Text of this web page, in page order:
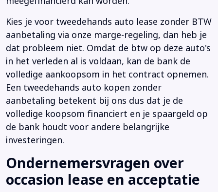
Kies je voor tweedehands auto lease zonder BTW
aanbetaling via onze marge-regeling, dan heb je
dat probleem niet. Omdat de btw op deze auto's
in het verleden al is voldaan, kan de bank de
volledige aankoopsom in het contract opnemen.
Een tweedehands auto kopen zonder
aanbetaling betekent bij ons dus dat je de
volledige koopsom financiert en je spaargeld op
de bank houdt voor andere belangrijke
investeringen.
Ondernemersvragen over
occasion lease en acceptatie